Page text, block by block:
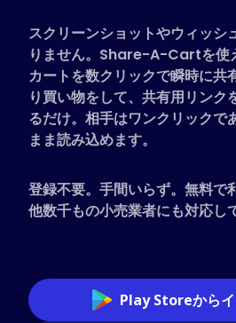
対応ストア
よくある質問
ハウツーガイ
日本語
スクリーンショットやウィッシ
りません。Share-A-Cartを
カートを数クリックで瞬時に共
り買い物をして、共有用リンク
るだけ。相手はワンクリックで
まま読み込めます。
登録不要。手間いらず。無料で
他数千もの小売業者にも対応し
Play Storeから